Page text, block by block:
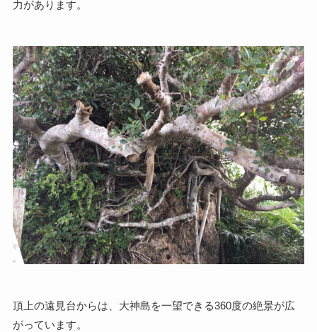
力があります。
頂上の遠見台からは、大神島を一望できる360度の絶景が広
がっています。